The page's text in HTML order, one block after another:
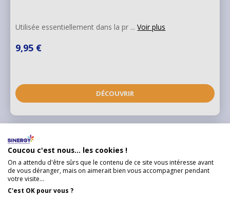
Utilisée essentiellement dans la pr ...Voir plus
9,95 €
DÉCOUVRIR
Coucou c'est nous... les cookies !
On a attendu d'être sûrs que le contenu de ce site vous intéresse avant
de vous déranger, mais on aimerait bien vous accompagner pendant
votre visite...
C'est OK pour vous ?